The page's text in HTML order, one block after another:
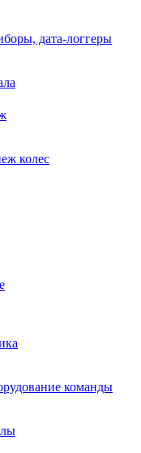
дата-логгеры
колес
команды